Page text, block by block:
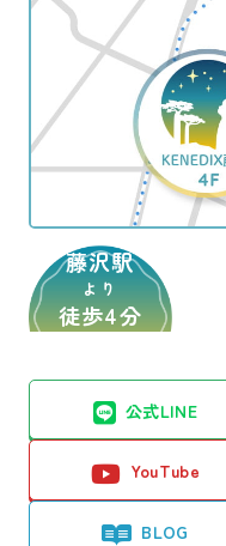
藤沢駅
より
徒歩4分
公式LINE
YouTube
BLOG